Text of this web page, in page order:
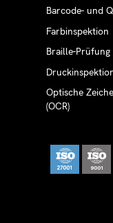
Barcode- und
Farbinspektion
Braille-Prüfung
Optische
(OCR)